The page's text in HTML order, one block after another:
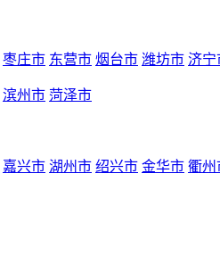
枣庄市 东营市 烟台市 潍坊市 济宁
滨州市 菏泽市
嘉兴市 湖州市 绍兴市 金华市 衢州